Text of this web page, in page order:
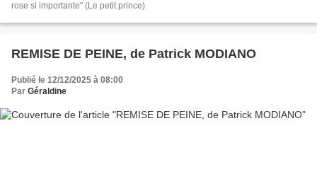
rose si importante" (Le petit prince)
REMISE DE PEINE, de Patrick MODIANO
Publié le 12/12/2025 à 08:00
Par Géraldine